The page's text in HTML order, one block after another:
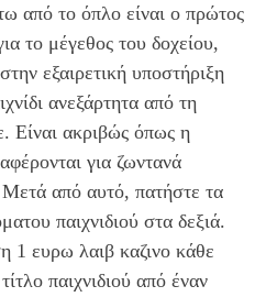
από το όπλο είναι ο πρώτος
το μέγεθος του δοχείου,
εξαιρετική υποστήριξη
ανεξάρτητα από τη
Είναι ακριβώς όπως η
για ζωντανά
Μετά από αυτό, πατήστε τα
παιχνιδιού στα δεξιά.
1 ευρω λαιβ καζινο κάθε
παιχνιδιού από έναν